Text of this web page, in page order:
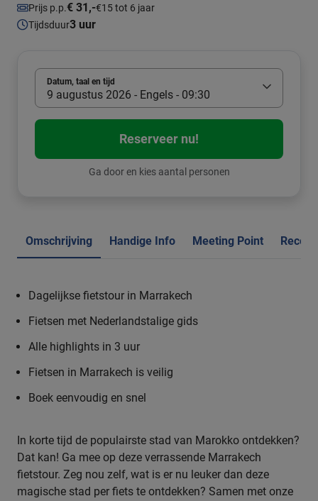
Prijs p.p.€ 31,-€15 tot 6 jaar
Tijdsduur3 uur
Datum, taal en tijd
9 augustus 2026 - Engels - 09:30
Reserveer nu!
Ga door en kies aantal personen
Omschrijving Handige Info Meeting Point
Dagelijkse fietstour in Marrakech
Fietsen met Nederlandstalige gids
Alle highlights in 3 uur
Fietsen in Marrakech is veilig
Boek eenvoudig en snel
In korte tijd de populairste stad van Marokko ontdekken?
Dat kan! Ga mee op deze verrassende Marrakech
fietstour. Zeg nou zelf, wat is er nu leuker dan deze
magische stad per fiets te ontdekken? Samen met onze